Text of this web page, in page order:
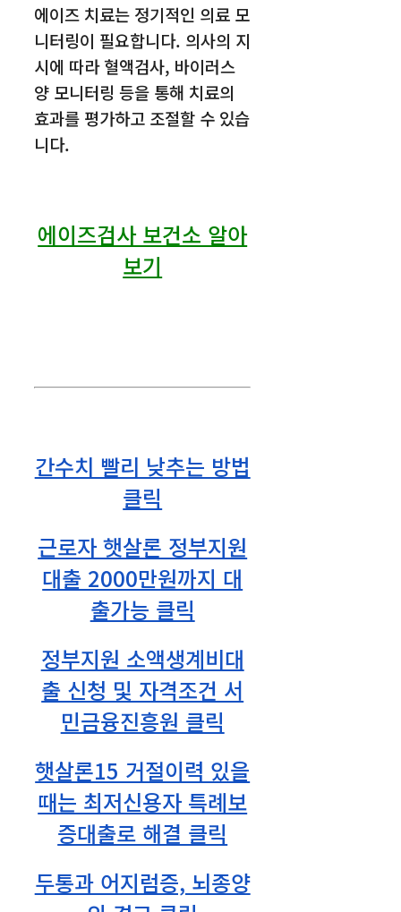
에이즈 치료는 정기적인 의료 모
니터링이 필요합니다. 의사의 지
시에 따라 혈액검사, 바이러스
양 모니터링 등을 통해 치료의
효과를 평가하고 조절할 수 있습
니다.
에이즈검사 보건소 알아
보기
간수치 빨리 낮추는 방법
클릭
근로자 햇살론 정부지원
대출 2000만원까지 대
출가능 클릭
정부지원 소액생계비대
출 신청 및 자격조건 서
민금융진흥원 클릭
햇살론15 거절이력 있을
때는 최저신용자 특례보
증대출로 해결 클릭
두통과 어지럼증, 뇌종양